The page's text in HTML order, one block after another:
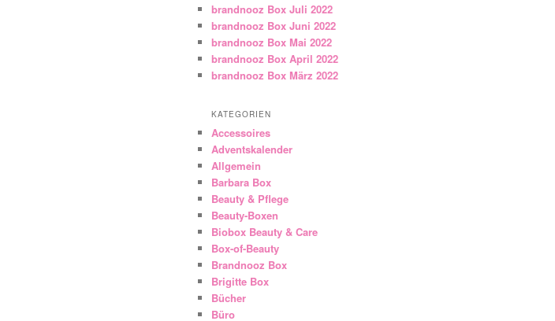
brandnooz Box Juli 2022
brandnooz Box Juni 2022
brandnooz Box Mai 2022
brandnooz Box April 2022
brandnooz Box März 2022
KATEGORIEN
Accessoires
Adventskalender
Allgemein
Barbara Box
Beauty & Pflege
Beauty-Boxen
Biobox Beauty & Care
Box-of-Beauty
Brandnooz Box
Brigitte Box
Bücher
Büro